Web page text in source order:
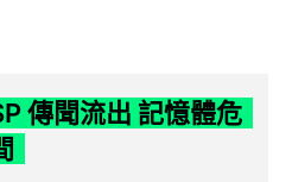
傳聞流出 記憶體危